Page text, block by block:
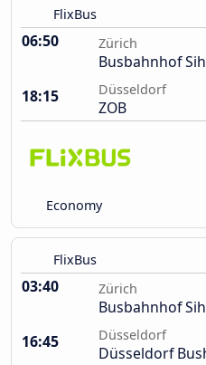
FlixBus
06:50 Zürich
Busbahnhof
18:15
Düsseldorf
ZOB
Economy
FlixBus
03:40 Zürich
Busbahnhof
16:45
Düsseldorf
Düsseldorf